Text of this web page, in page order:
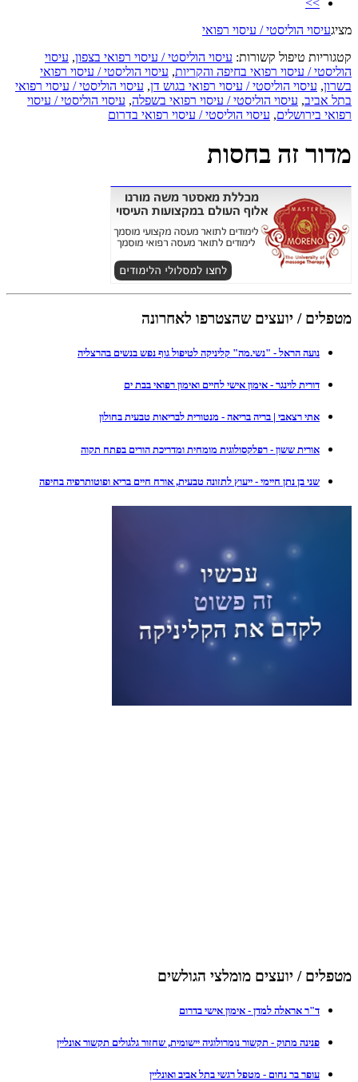
>>
מציגעיסוי הוליסטי / עיסוי רפואי
קטגוריות טיפול קשורות: עיסוי הוליסטי / עיסוי רפואי בצפון, עיסוי
הוליסטי / עיסוי רפואי בחיפה והקריות, עיסוי הוליסטי / עיסוי רפואי
בשרון, עיסוי הוליסטי / עיסוי רפואי בגוש דן, עיסוי הוליסטי / עיסוי רפואי
בתל אביב, עיסוי הוליסטי / עיסוי רפואי בשפלה, עיסוי הוליסטי / עיסוי
רפואי בירושלים, עיסוי הוליסטי / עיסוי רפואי בדרום
מדור זה בחסות
מטפלים / יועצים שהצטרפו לאחרונה
נועה הראל - "נשי.מה" קליניקה לטיפול גוף נפש בנשים בהרצליה
דורית לוינגר - אימון אישי לחיים ואימון רפואי בבת ים
אתי רצאבי | בריה בריאה - מנטורית לבריאות טבעית בחולון
אורית ששון - רפלקסולוגית מומחית ומדריכת הורים בפתח תקוה
שני בן נתן חיימי - ייעוץ לתזונה טבעית, אורח חיים בריא ופוטותרפיה בחיפה
מטפלים / יועצים מומלצי הגולשים
ד"ר אראלה למדן - אימון אישי בדרום
פנינה מתוק - תקשור נומרולוגיה יישומית, שחזור גלגולים תקשור אונליין
עופר בר נחום - מטפל רגשי בתל אביב ואונליין